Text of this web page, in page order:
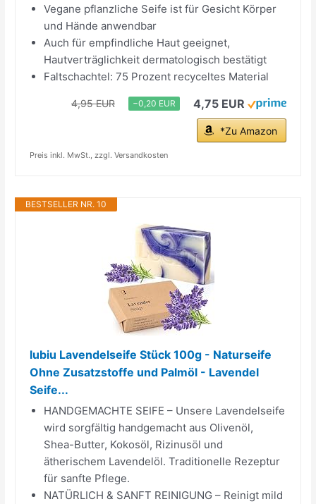
Vegane pflanzliche Seife ist für Gesicht Körper
und Hände anwendbar
Auch für empfindliche Haut geeignet,
Hautverträglichkeit dermatologisch bestätigt
Faltschachtel: 75 Prozent recyceltes Material
4,95 EUR −0,20 EUR 4,75 EUR
*Zu Amazon
Preis inkl. MwSt., zzgl. Versandkosten
BESTSELLER NR. 10
lubiu Lavendelseife Stück 100g - Naturseife
Ohne Zusatzstoffe und Palmöl - Lavendel
Seife...
HANDGEMACHTE SEIFE – Unsere Lavendelseife
wird sorgfältig handgemacht aus Olivenöl,
Shea-Butter, Kokosöl, Rizinusöl und
ätherischem Lavendelöl. Traditionelle Rezeptur
für sanfte Pflege.
NATÜRLICH & SANFT REINIGUNG – Reinigt mild